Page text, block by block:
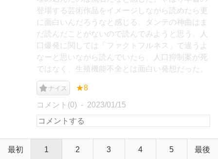
登場する芸術作品をイメージしながら読めたら更
に面白いんだろうなと感じる。ダンテの神曲はま
だ読んだことがないので読んでみようと思う。人
口爆発に関しては「ファクトフルネス」で違うよ
なーと思いながら読んでいたら、人口抑制案が死
ではなく、生殖機能不全とは面白い発想だった。
ナイス ★8
コメント(0) 2023/01/15
最初 1 2 3 4 5 最後